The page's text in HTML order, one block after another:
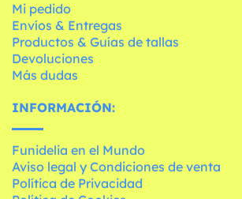
Mi pedido
Envíos & Entregas
Productos & Guías de tallas
Devoluciones
Más dudas
INFORMACIÓN:
Funidelia en el Mundo
Aviso legal y Condiciones de venta
Política de Privacidad